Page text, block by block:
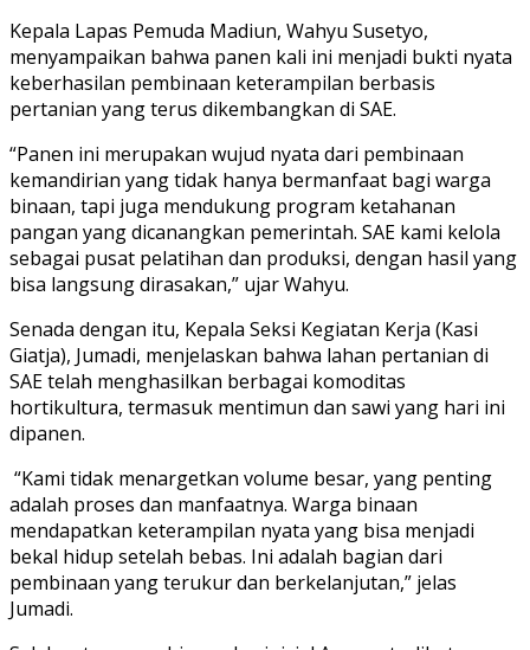
Kepala Lapas Pemuda Madiun, Wahyu Susetyo,
menyampaikan bahwa panen kali ini menjadi bukti nyata
keberhasilan pembinaan keterampilan berbasis
pertanian yang terus dikembangkan di SAE.
“Panen ini merupakan wujud nyata dari pembinaan
kemandirian yang tidak hanya bermanfaat bagi warga
binaan, tapi juga mendukung program ketahanan
pangan yang dicanangkan pemerintah. SAE kami kelola
sebagai pusat pelatihan dan produksi, dengan hasil yang
bisa langsung dirasakan,” ujar Wahyu.
Senada dengan itu, Kepala Seksi Kegiatan Kerja (Kasi
Giatja), Jumadi, menjelaskan bahwa lahan pertanian di
SAE telah menghasilkan berbagai komoditas
hortikultura, termasuk mentimun dan sawi yang hari ini
dipanen.
“Kami tidak menargetkan volume besar, yang penting
adalah proses dan manfaatnya. Warga binaan
mendapatkan keterampilan nyata yang bisa menjadi
bekal hidup setelah bebas. Ini adalah bagian dari
pembinaan yang terukur dan berkelanjutan,” jelas
Jumadi.